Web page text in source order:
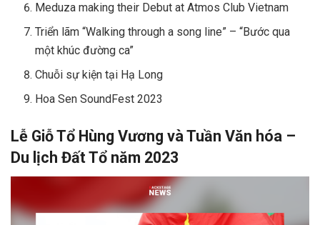
Meduza making their Debut at Atmos Club Vietnam
Triển lãm “Walking through a song line” – “Bước qua
một khúc đường ca”
Chuỗi sự kiện tại Hạ Long
Hoa Sen SoundFest 2023
Lễ Giỗ Tổ Hùng Vương và Tuần Văn hóa –
Du lịch Đất Tổ năm 2023